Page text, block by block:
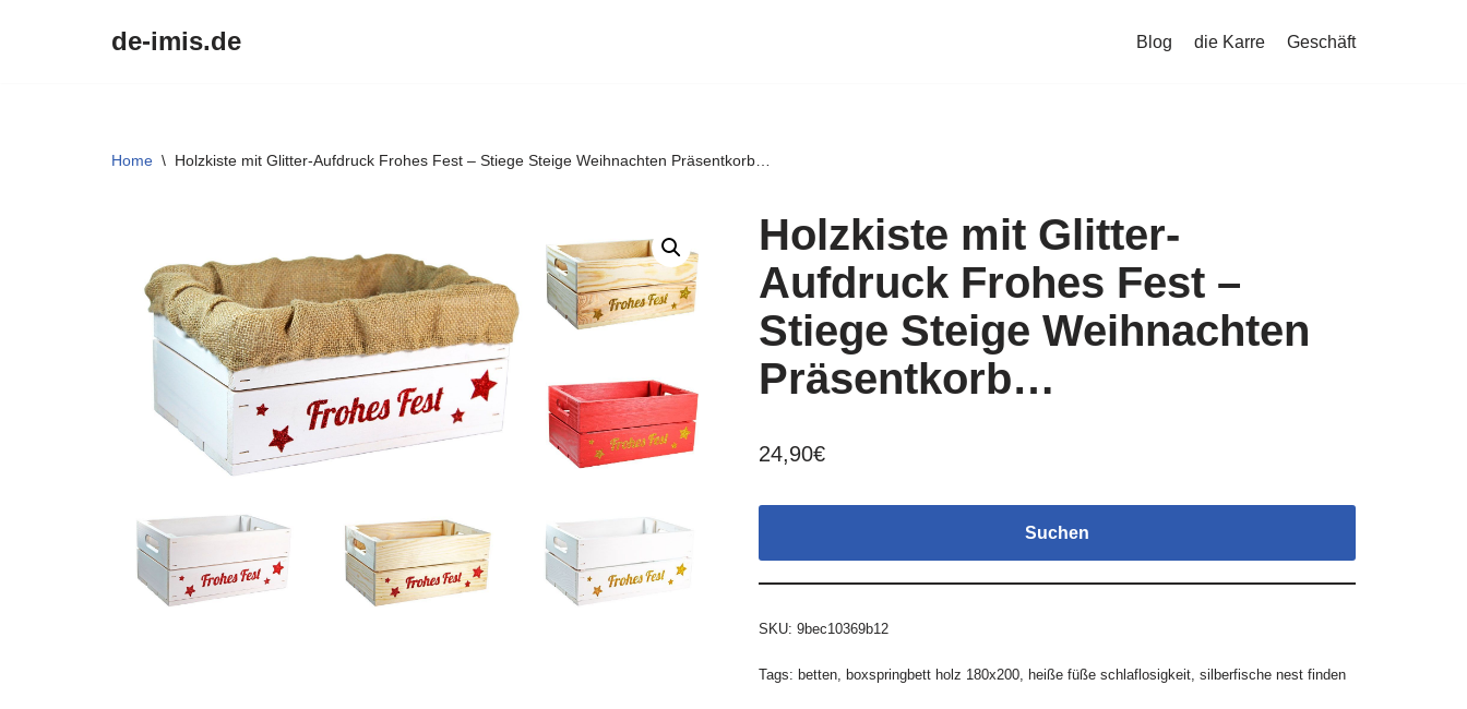
de-imis.de Blog die Karre Geschäft
Home \ Holzkiste mit Glitter-Aufdruck Frohes Fest – Stiege Steige Weihnachten Präsentkorb…
Holzkiste mit Glitter-
Aufdruck Frohes Fest –
Stiege Steige Weihnachten
Präsentkorb…
24,90€
Suchen
SKU: 9bec10369b12
Tags: betten, boxspringbett holz 180x200, heiße füße schlaflosigkeit, silberfische nest finden